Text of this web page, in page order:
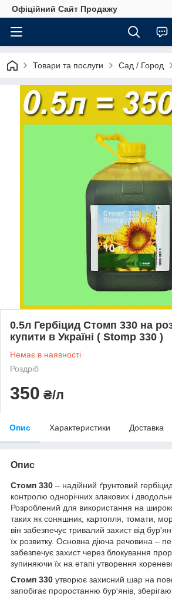
Офіційний Сайт Продажу
Товари та послуги Сад / Город
0.5л Гербіцид Стомп 330 на
купити в Україні ( Stomp 330 )
Немає в наявності
Роздріб
350 ₴/л
Опис Характеристики Доставка
Опис
Стомп 330 – надійний ґрунтовий
контролю однорічних злакових і
Розроблений для використання на
таких як соняшник, картопля, томати,
він забезпечує тривалий захист від
їх розвитку. Основна діюча речовина –
забезпечує захист через блокування
зупиняючи їх на етапі утворення
Стомп 330 утворює захисний шар на
запобігає проростанню бур'янів,